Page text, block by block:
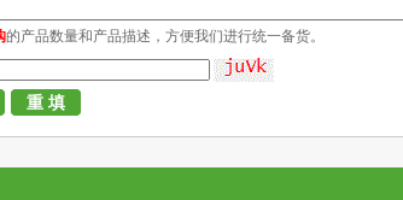
的产品数量和产品描述，方便我们进行统一备货。